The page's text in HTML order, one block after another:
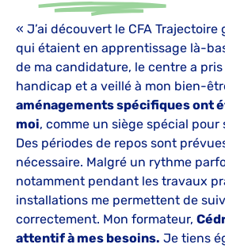
« J’ai découvert le CFA Trajectoire
qui étaient en apprentissage là-
de ma candidature, le centre a
handicap et a veillé à mon bien-
aménagements spécifiques ont
moi, comme un siège spécial pour
Des périodes de repos sont
nécessaire. Malgré un rythme
notamment pendant les travaux
installations me permettent de
correctement. Mon formateur,
attentif à mes besoins. Je tiens